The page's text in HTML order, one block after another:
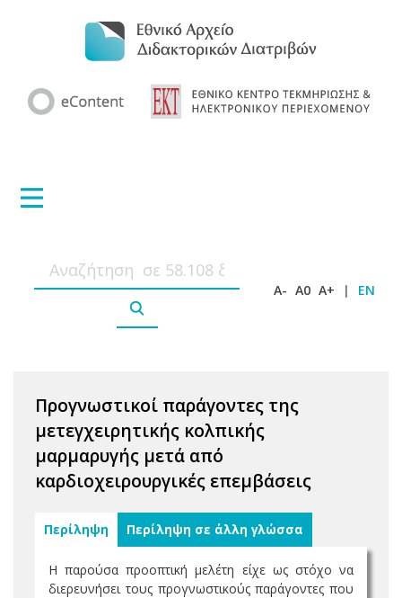
A- A0 A+ | EN
Προγνωστικοί παράγοντες της
μετεγχειρητικής κολπικής
μαρμαρυγής μετά από
καρδιοχειρουργικές επεμβάσεις
Περίληψη Περίληψη σε άλλη γλώσσα
Η παρούσα προοπτική μελέτη είχε ως στόχο να
διερευνήσει τους προγνωστικούς παράγοντες που